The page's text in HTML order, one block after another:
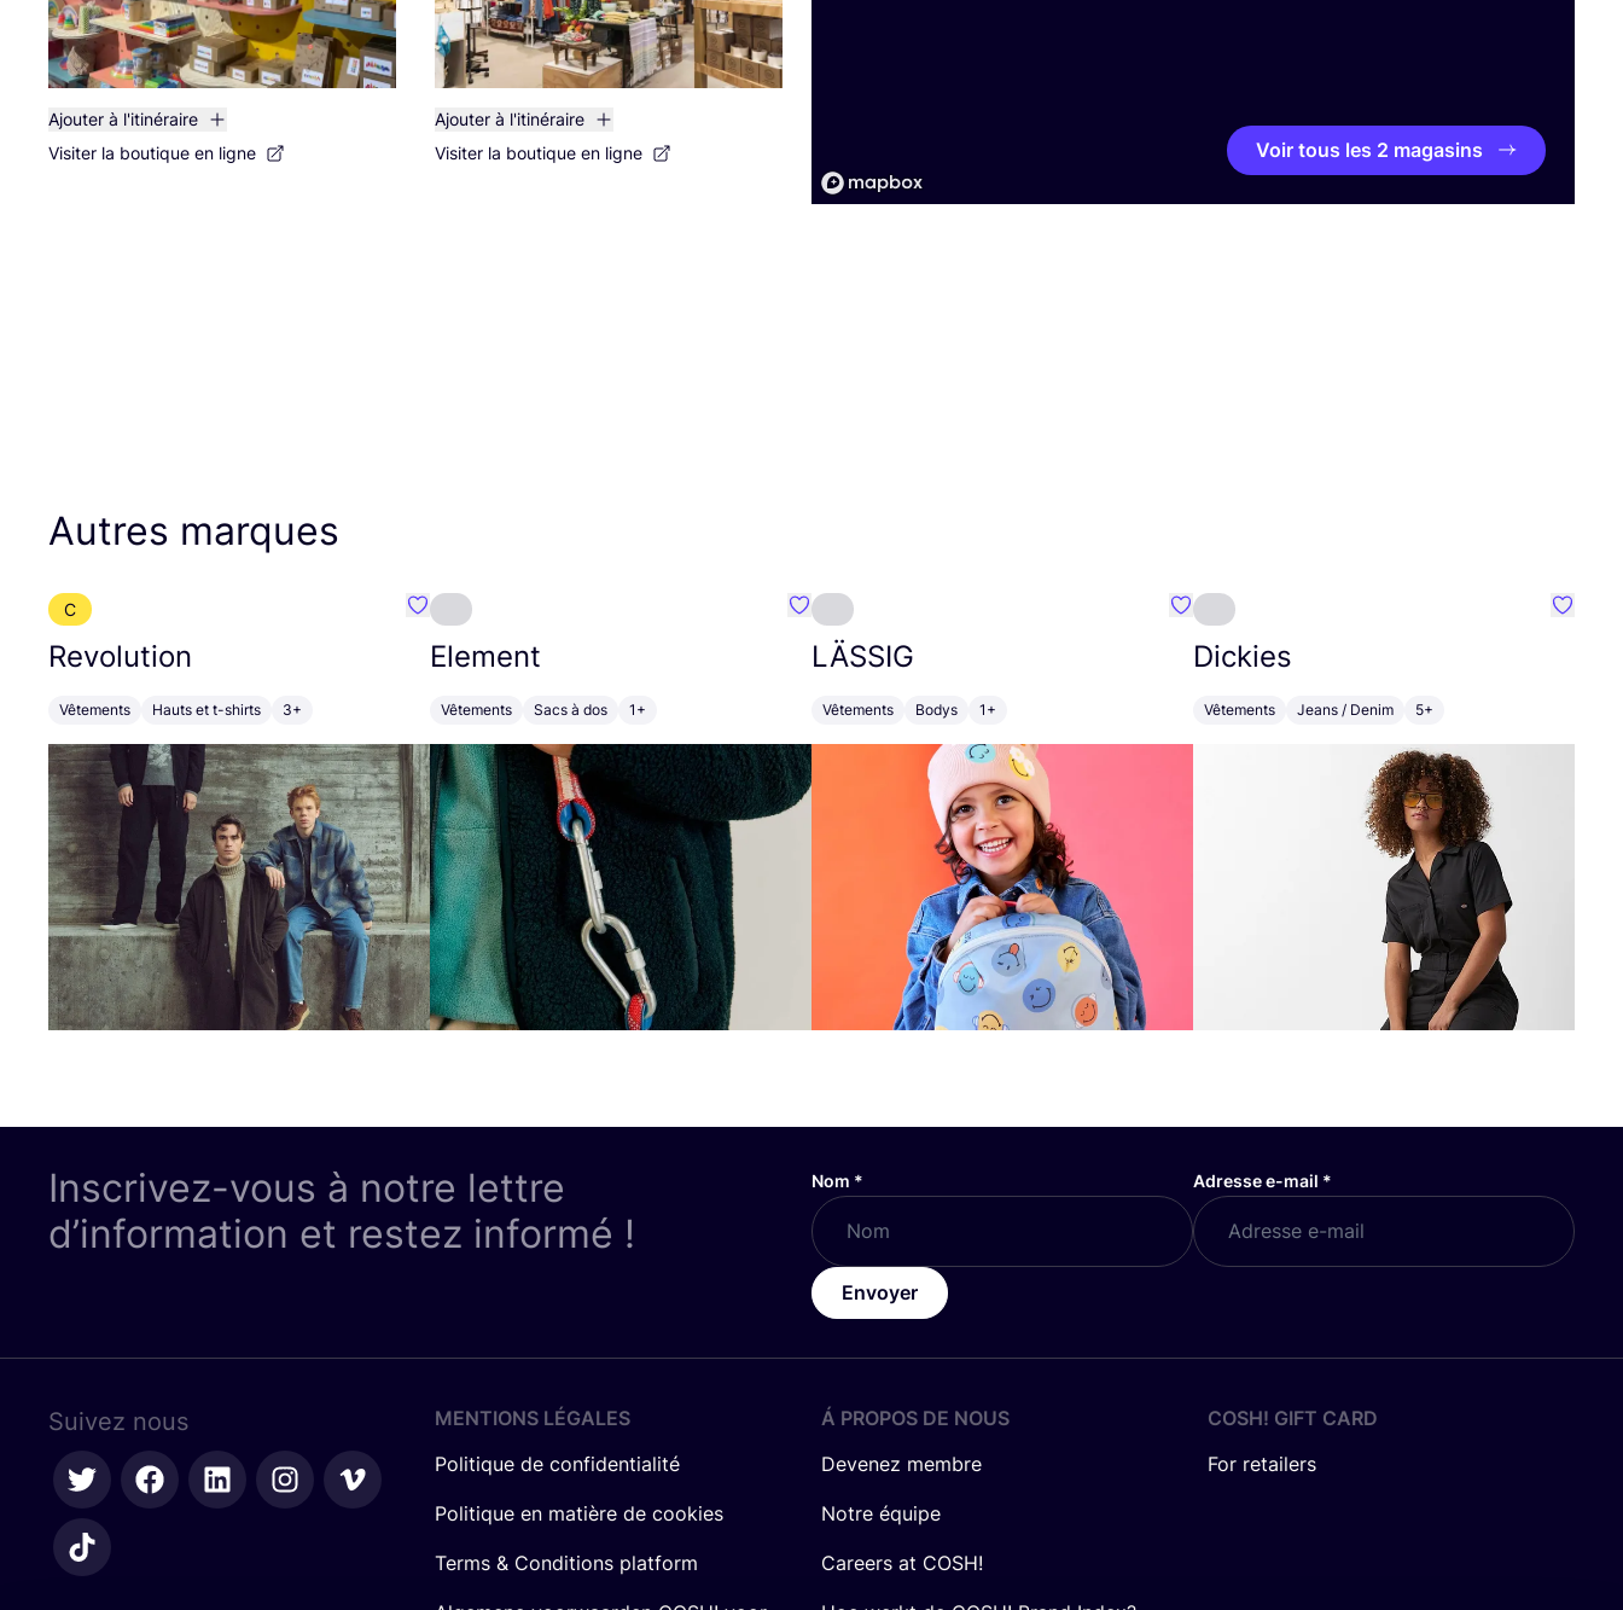
Ajouter à l'itinéraire
Visiter la boutique en ligne
Ajouter à l'itinéraire
Visiter la boutique en ligne
Voir tous les 2 magasins
Autres marques
C
Revolution
Vêtements Hauts et t-shirts 3+
Préféré {nom}
Element
Vêtements Sacs à dos 1+
Préféré {nom}
LÄSSIG
Vêtements Bodys 1+
Préféré {nom}
Dickies
Vêtements Jeans / Denim 5+
Inscrivez-vous à notre lettre
d’information et restez informé !
Nom * Adresse e-mail *
Envoyer
Suivez nous
MENTIONS LÉGALES
Politique de confidentialité
Politique en matière de cookies
Terms & Conditions platform
Á PROPOS DE NOUS
Devenez membre
Notre équipe
Careers at COSH!
COSH! GIFT CARD
For retailers